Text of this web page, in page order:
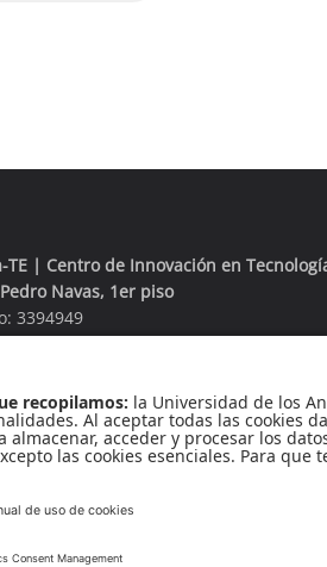
TE | Centro de Innovación en
Navas, 1er piso
3394949
3930